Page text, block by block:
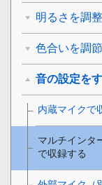
明るさを調
色合いを調
音の設定を
内蔵マイクで
マルチインタ
で収録する